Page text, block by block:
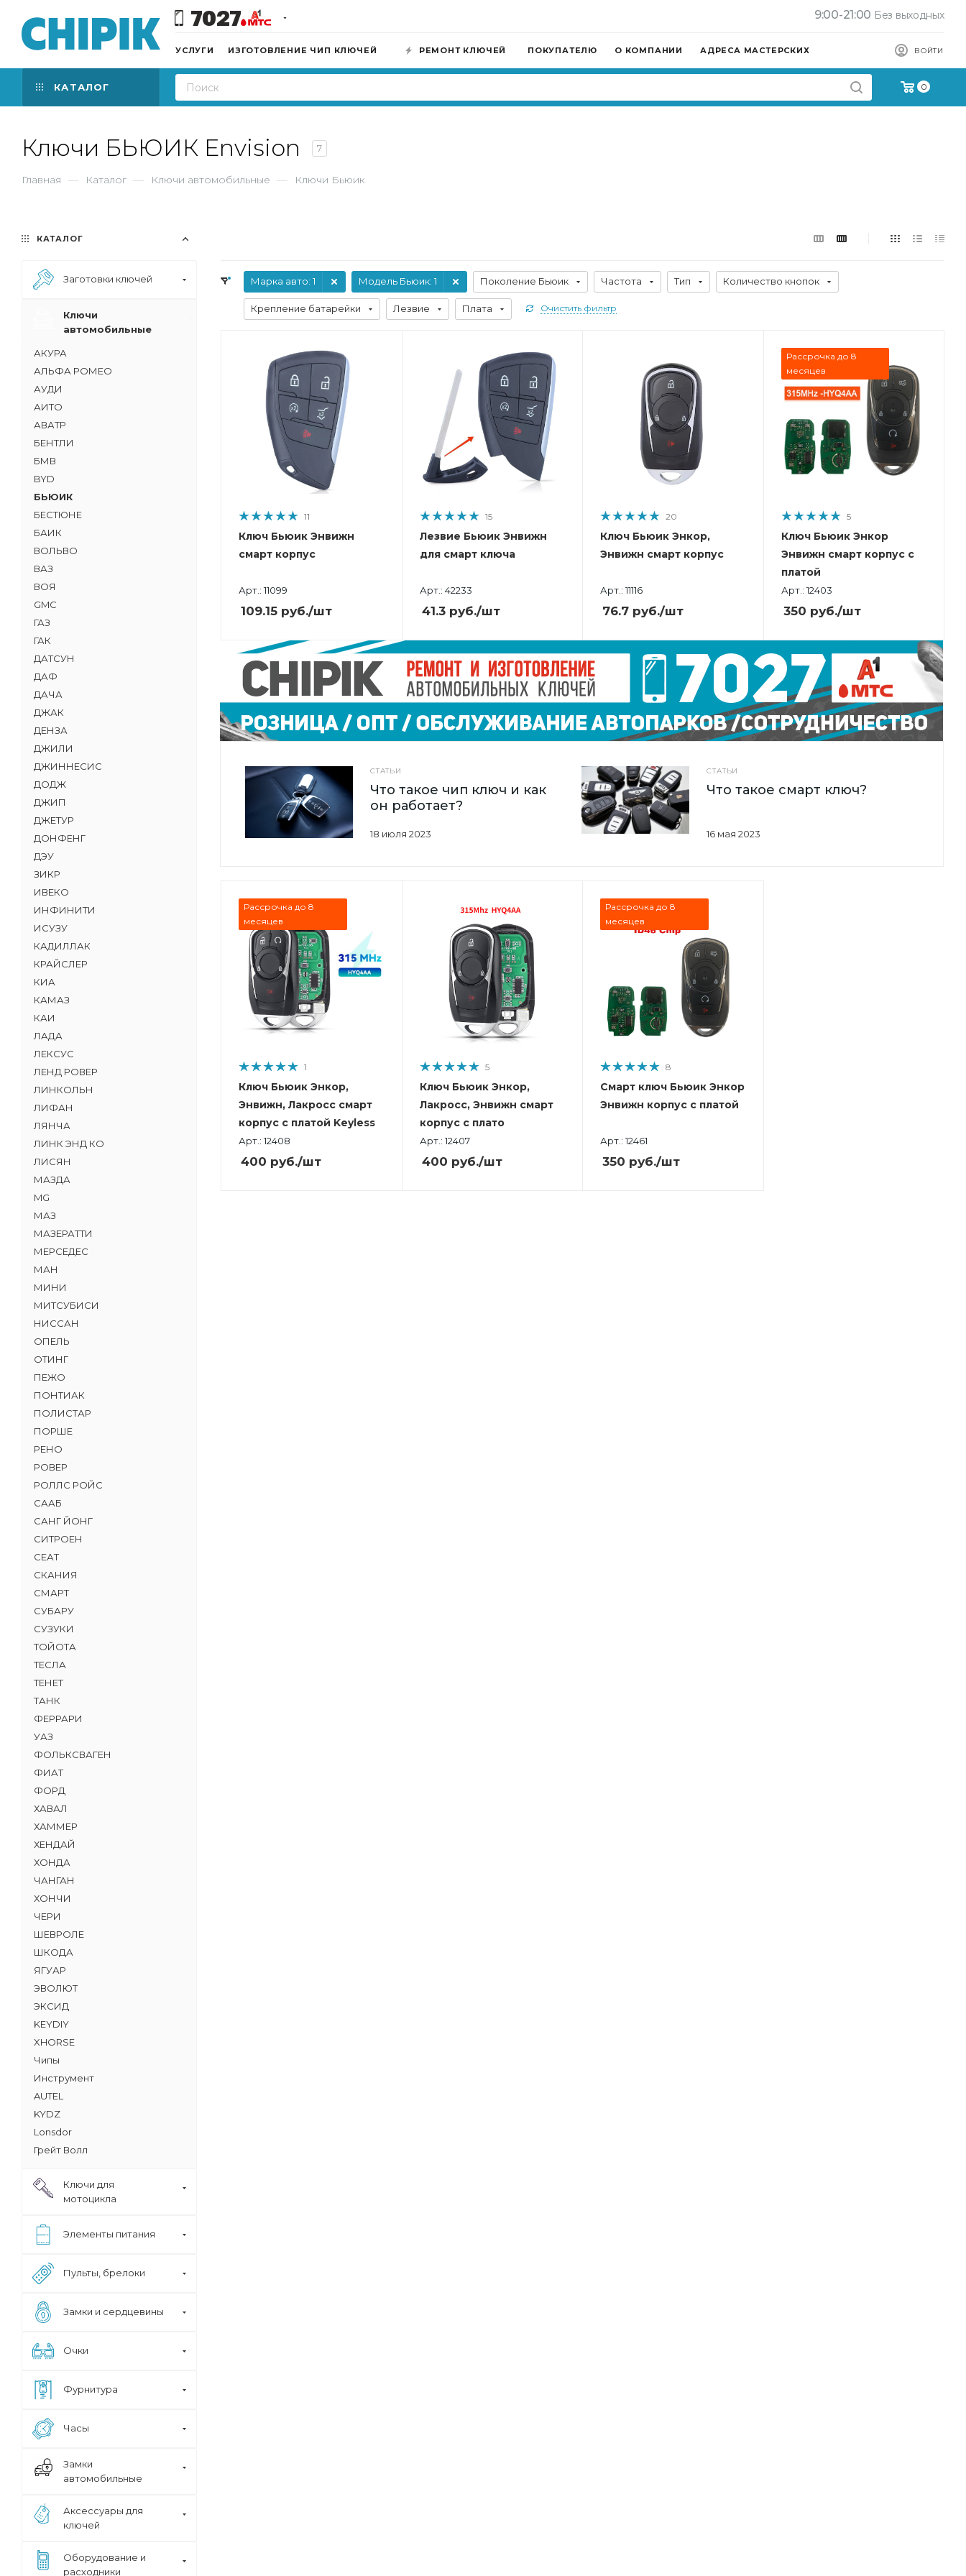
7027 9:00-21:00 Без выходных
ВОЙТИ
УСЛУГИ ИЗГОТОВЛЕНИЕ ЧИП КЛЮЧЕЙ РЕМОНТ КЛЮЧЕЙ ПОКУПАТЕЛЮ О КОМПАНИИ АДРЕСА МАСТЕРСКИХ
0
КАТАЛОГ
Ключи БЬЮИК Envision 7
Главная — Каталог — Ключи автомобильные — Ключи Бьюик
Марка авто: 1 Модель Бьюик: 1 Поколение Бьюик Частота Тип Количество кнопок
Крепление батарейки Лезвие Плата Очистить фильтр
11
Ключ Бьюик Энвижн
смарт корпус
Арт.: 11099
109.15 руб./шт
15
Лезвие Бьюик Энвижн
для смарт ключа
Арт.: 42233
41.3руб./шт
20
Ключ Бьюик Энкор,
Энвижн смарт корпус
Арт.: 11116
76.7 руб./шт
Рассрочка до 8
месяцев
5
Ключ Бьюик Энкор
Энвижн смарт корпус с
платой
Арт.: 12403
350 руб./шт
СТАТЬИ
18 июля 2023
Что такое чип ключ и как
он работает?
СТАТЬИ
16 мая 2023
Что такое смарт ключ?
Рассрочка до 8
месяцев
1
Ключ Бьюик Энкор,
Энвижн, Лакросс смарт
корпус с платой Keyless
Арт.: 12408
400 руб./шт
5
Ключ Бьюик Энкор,
Лакросс, Энвижн смарт
корпус с плато
Арт.: 12407
400 руб./шт
Рассрочка до 8
месяцев
8
Смарт ключ Бьюик Энкор
Энвижн корпус с платой
Арт.: 12461
350 руб./шт
КАТАЛОГ
Заготовки ключей
Ключи
автомобильные
АКУРА
АЛЬФА РОМЕО
АУДИ
АИТО
АВАТР
БЕНТЛИ
БМВ
BYD
БЬЮИК
БЕСТЮНЕ
БАИК
ВОЛЬВО
ВАЗ
ВОЯ
GMC
ГАЗ
ГАК
ДАТСУН
ДАФ
ДАЧА
ДЖАК
ДЕНЗА
ДЖИЛИ
ДЖИННЕСИС
ДОДЖ
ДЖИП
ДЖЕТУР
ДОНФЕНГ
ДЭУ
ЗИКР
ИВЕКО
ИНФИНИТИ
ИСУЗУ
КАДИЛЛАК
КРАЙСЛЕР
КИА
КАМАЗ
КАИ
ЛАДА
ЛЕКСУС
ЛЕНД РОВЕР
ЛИНКОЛЬН
ЛИФАН
ЛЯНЧА
ЛИНК ЭНД КО
ЛИСЯН
МАЗДА
MG
МАЗ
МАЗЕРАТТИ
МЕРСЕДЕС
МАН
МИНИ
МИТСУБИСИ
НИССАН
ОПЕЛЬ
ОТИНГ
ПЕЖО
ПОНТИАК
ПОЛИСТАР
ПОРШЕ
РЕНО
РОВЕР
РОЛЛС РОЙС
СААБ
САНГ ЙОНГ
СИТРОЕН
СЕАТ
СКАНИЯ
СМАРТ
СУБАРУ
СУЗУКИ
ТОЙОТА
ТЕСЛА
ТЕНЕТ
ТАНК
ФЕРРАРИ
УАЗ
ФОЛЬКСВАГЕН
ФИАТ
ФОРД
ХАВАЛ
ХАММЕР
ХЕНДАЙ
ХОНДА
ЧАНГАН
ХОНЧИ
ЧЕРИ
ШЕВРОЛЕ
ШКОДА
ЯГУАР
ЭВОЛЮТ
ЭКСИД
KEYDIY
XHORSE
Чипы
Инструмент
AUTEL
KYDZ
Lonsdor
Грейт Волл
Ключи для
мотоцикла
Элементы питания
Пульты, брелоки
Замки и сердцевины
Очки
Фурнитура
Часы
Замки
автомобильные
Аксессуары для
ключей
Оборудование и
расходники